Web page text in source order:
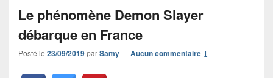
Le phénomène Demon Slayer
débarque en France
Posté le 23/09/2019parSamy—Aucun commentaire ↓